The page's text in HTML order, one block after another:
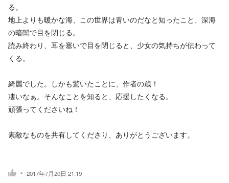
る。
地上よりも暖かな海、この世界は青いのだなと知ったこと、深海
の暗闇で目を閉じる。
読み終わり、耳を塞いで目を閉じると、少女の気持ちが伝わって
くる。
綺麗でした。しかも驚いたことに、作者の歳！
凄いなぁ。そんなことを知ると、応援したくなる。
頑張ってくださいね！
素敵なものを共有してくださり、ありがとうございます。
2017年7月20日 21:19